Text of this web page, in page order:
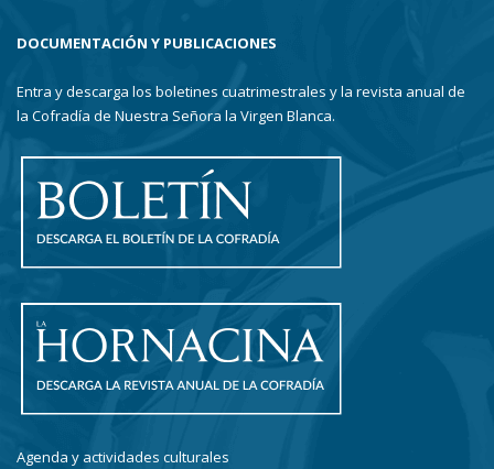
DOCUMENTACIÓN Y PUBLICACIONES
Entra y descarga los boletines cuatrimestrales y la revista anual de
la Cofradía de Nuestra Señora la Virgen Blanca.
Agenda y actividades culturales